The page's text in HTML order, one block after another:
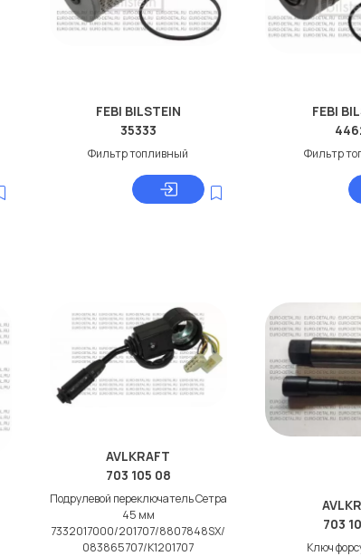
FEBI BILSTEIN
35333
Фильтр топливный
FEBI
Фильтр
AVLKRAFT
703 105 08
Подрулевой переключатель Сетра
45 мм
7332017000/201707/8807848SX/
083865707/K1201707
703
Ключ